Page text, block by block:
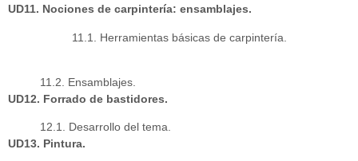
UD11. Nociones de carpintería: ensamblajes.
11.1. Herramientas básicas de carpintería.
11.2. Ensamblajes.
UD12. Forrado de bastidores.
12.1. Desarrollo del tema.
UD13. Pintura.